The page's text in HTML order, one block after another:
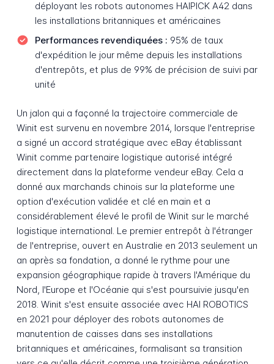
déployant les robots autonomes HAIPICK A42 dans
les installations britanniques et américaines
Performances revendiquées : 95% de taux
d'expédition le jour même depuis les installations
d'entrepôts, et plus de 99% de précision de suivi par
unité
Un jalon qui a façonné la trajectoire commerciale de
Winit est survenu en novembre 2014, lorsque l'entreprise
a signé un accord stratégique avec eBay établissant
Winit comme partenaire logistique autorisé intégré
directement dans la plateforme vendeur eBay. Cela a
donné aux marchands chinois sur la plateforme une
option d'exécution validée et clé en main et a
considérablement élevé le profil de Winit sur le marché
logistique international. Le premier entrepôt à l'étranger
de l'entreprise, ouvert en Australie en 2013 seulement un
an après sa fondation, a donné le rythme pour une
expansion géographique rapide à travers l'Amérique du
Nord, l'Europe et l'Océanie qui s'est poursuivie jusqu'en
2018. Winit s'est ensuite associée avec HAI ROBOTICS
en 2021 pour déployer des robots autonomes de
manutention de caisses dans ses installations
britanniques et américaines, formalisant sa transition